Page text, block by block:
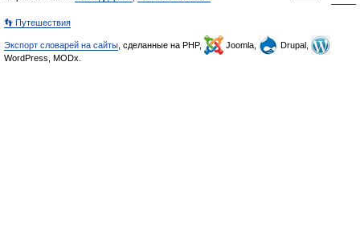
👣 Путешествия
Экспорт словарей на сайты , сделанные на PHP, Joomla,
Drupal,
WordPress, MODx.